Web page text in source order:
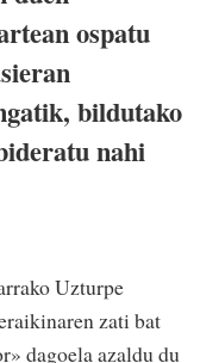
ospatu
bildutako
nahi
Uzturpe
zati bat
dagoela azaldu du